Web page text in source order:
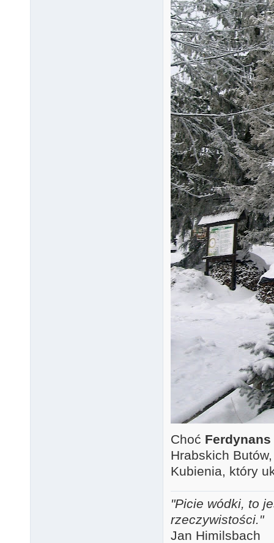
Choć Ferdynans
Hrabskich
Kubienia, który
"Picie wódki, to
rzeczywistości."
Jan Himilsbach